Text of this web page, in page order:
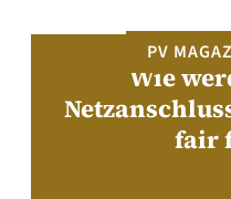
PV
Wie
fair